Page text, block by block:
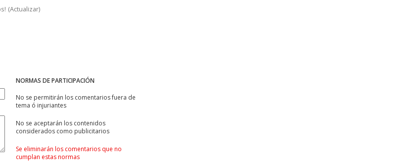
(Actualizar)
NORMAS DE PARTICIPACIÓN
No se permitirán los comentarios fuera de
tema ó injuriantes
No se aceptarán los contenidos
considerados como publicitarios
Se eliminarán los comentarios que no
cumplan estas normas